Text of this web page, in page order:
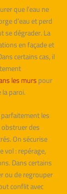
que l’eau ne
d’eau et perd
se dégrader. La
en façade et
certains cas, il
les murspour
paroi.
les
des
On sécurise
vol : repérage,
Dans certains
ou de regrouper
conflit avec